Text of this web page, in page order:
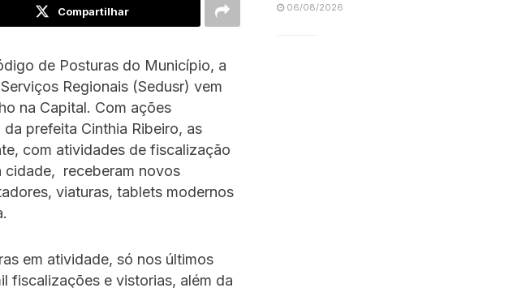
Compartilhar
de Posturas do Município, a
Regionais (Sedusr) vem
na Capital. Com ações
prefeita Cinthia Ribeiro, as
com atividades de fiscalização
cidade, receberam novos
viaturas, tablets modernos
em atividade, só nos últimos
fiscalizações e vistorias, além da
06/08/2026